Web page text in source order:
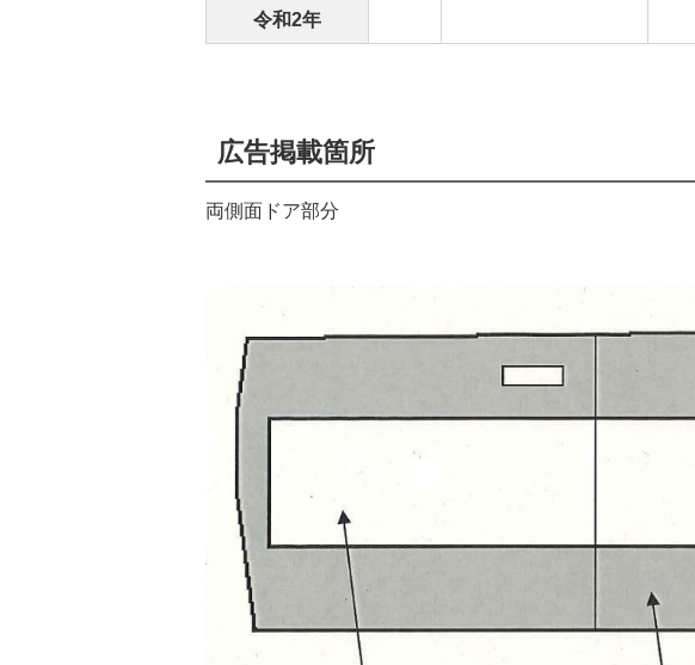
令和2年
広告掲載箇所
両側面ドア部分